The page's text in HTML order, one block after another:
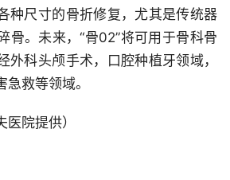
种尺寸的骨折修复，尤其是传统器
骨。未来，“骨02”将可用于骨科骨
外科头颅手术，口腔种植牙领域，
救等领域。
医院提供）